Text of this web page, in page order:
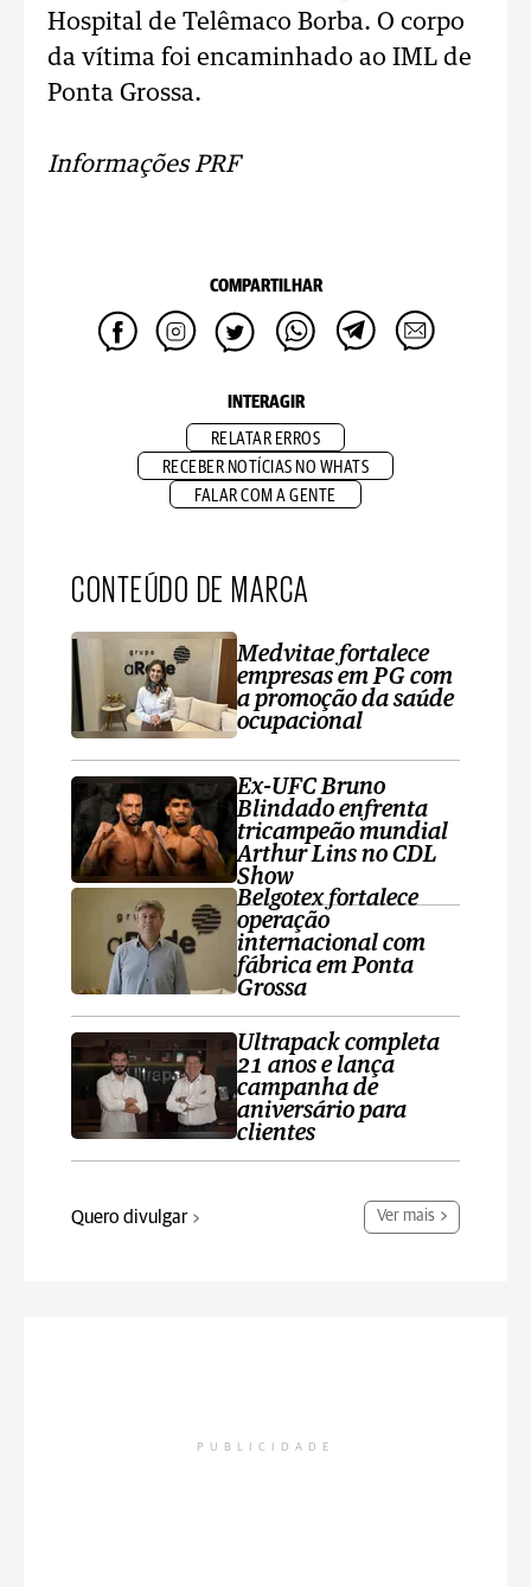
Hospital de Telêmaco Borba. O corpo
da vítima foi encaminhado ao IML de
Ponta Grossa.
Informações PRF
COMPARTILHAR
INTERAGIR
RELATAR ERROS
RECEBER NOTÍCIAS NO WHATS
FALAR COM A GENTE
CONTEÚDO DE MARCA
Medvitae fortalece
empresas em PG com
a promoção da saúde
ocupacional
Ex-UFC Bruno
Blindado enfrenta
tricampeão mundial
Arthur Lins no CDL
Show
Belgotex fortalece
operação
internacional com
fábrica em Ponta
Grossa
Ultrapack completa
21 anos e lança
campanha de
aniversário para
clientes
Quero divulgar Ver mais
PUBLICIDADE